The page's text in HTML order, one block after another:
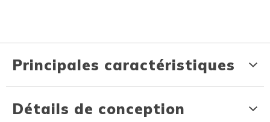
Principales caractéristiques
Détails de conception